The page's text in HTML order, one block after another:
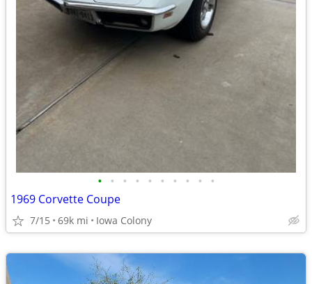
• • • • • • • • • •
1969 Corvette Coupe
7/15 69k mi Iowa Colony